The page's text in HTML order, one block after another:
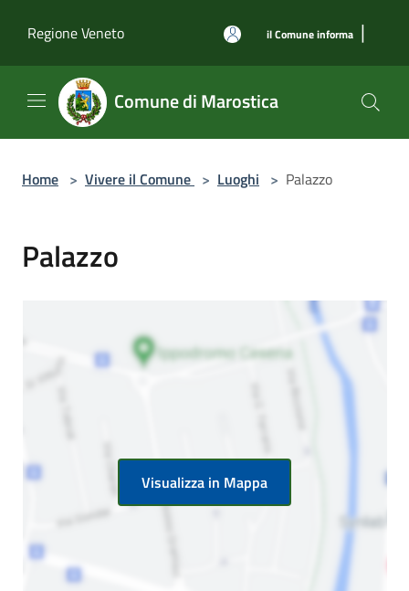
Regione Veneto
il Comune informa |
Comune di Marostica
Home > Vivere il Comune > Luoghi > Palazzo
Palazzo
Visualizza in Mappa